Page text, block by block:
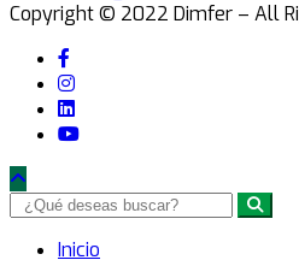
Copyright © 2022 Dimfer – All
Inicio